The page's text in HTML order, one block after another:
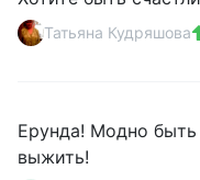
Татьяна Кудряшова
Ерунда! Модно
выжить!